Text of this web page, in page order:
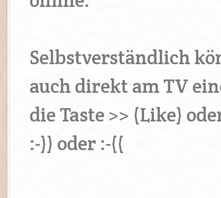
Selbstverständlich
auch direkt am TV
die Taste >> (Like)
:-)) oder :-((